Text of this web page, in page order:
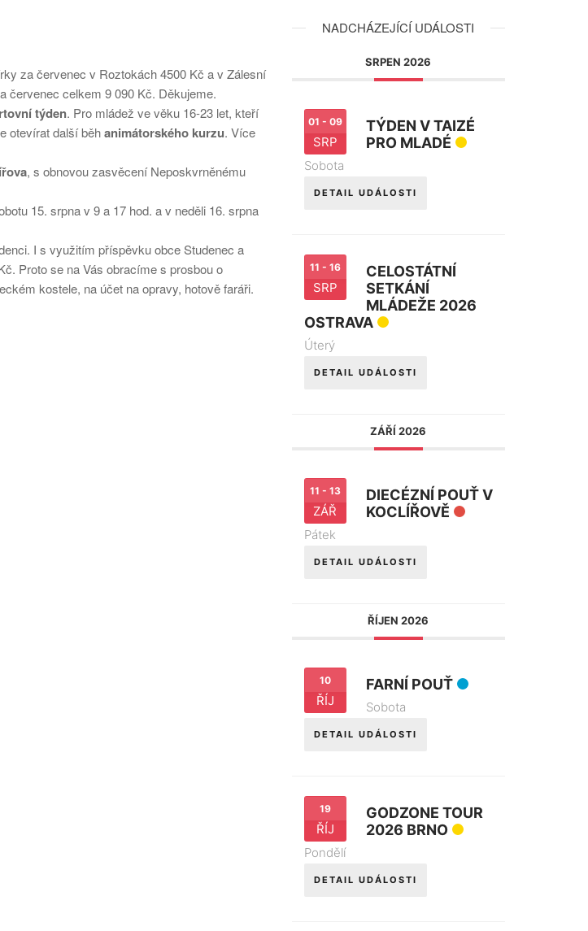
za červenec v Roztokách 4500 Kč a v Zálesní
červenec celkem 9 090 Kč. Děkujeme.
týden. Pro mládež ve věku 16-23 let, kteří
otevírat další běhanimátorského kurzu. Více
, s obnovou zasvěcení Neposkvrněnému
15. srpna v 9 a 17 hod. a v neděli 16. srpna
I s využitím příspěvku obce Studenec a
Proto se na Vás obracíme s prosbou o
kostele, na účet na opravy, hotově faráři.
NADCHÁZEJÍCÍ UDÁLOSTI
SRPEN 2026
01 - 09
SRP
TÝDEN V TAIZÉ
PRO MLADÉ
Sobota
DETAIL UDÁLOSTI
11 - 16
SRP
CELOSTÁTNÍ
SETKÁNÍ
MLÁDEŽE 2026
OSTRAVA
Úterý
DETAIL UDÁLOSTI
ZÁŘÍ 2026
11 - 13
ZÁŘ
DIECÉZNÍ POUŤ V
KOCLÍŘOVĚ
Pátek
DETAIL UDÁLOSTI
ŘÍJEN 2026
10
ŘÍJ
FARNÍ POUŤ
Sobota
DETAIL UDÁLOSTI
19
ŘÍJ
GODZONE TOUR
2026 BRNO
Pondělí
DETAIL UDÁLOSTI